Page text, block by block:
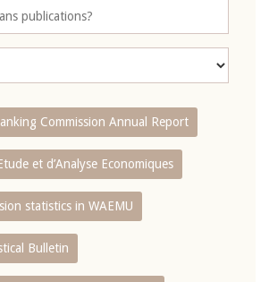
Commission Annual Report
et d’Analyse Economiques
statistics in WAEMU
Bulletin